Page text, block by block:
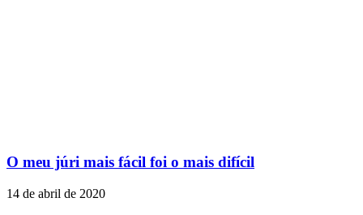
O meu júri mais fácil foi o mais difícil
14 de abril de 2020